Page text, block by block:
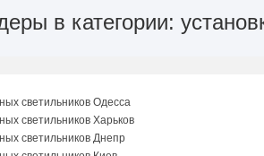
в категории:
светильников Одесса
светильников Харьков
светильников Днепр